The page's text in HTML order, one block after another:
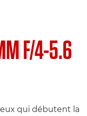
F/4-5.6
qui débutent la